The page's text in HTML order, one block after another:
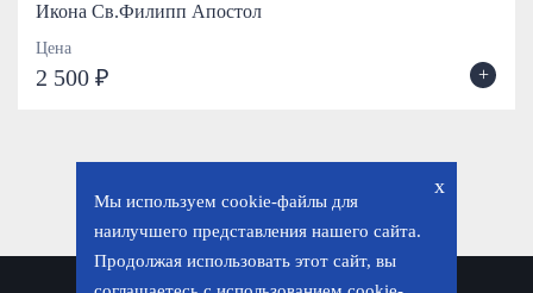
Икона Св.Филипп Апостол
Цена
2 500 ₽ +
x
Мы используем cookie-файлы для
наилучшего представления нашего сайта.
Продолжая использовать этот сайт, вы